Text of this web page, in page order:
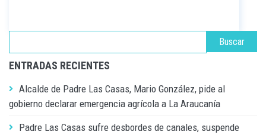
ENTRADAS RECIENTES
Alcalde de Padre Las Casas, Mario González, pide al
gobierno declarar emergencia agrícola a La Araucanía
Padre Las Casas sufre desbordes de canales, suspende